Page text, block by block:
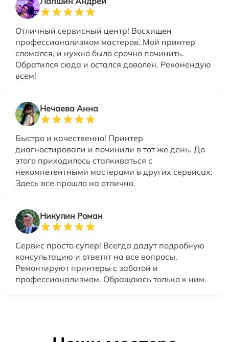
Отличный сервисный центр! Восхищен
профессионализмом мастеров. Мой принтер
сломался, и нужно было срочно починить.
Обратился сюда и остался доволен. Рекомендую
всем!
Нечаева Анна
Быстро и качественно! Принтер
диагностировали и починили в тот же день. До
этого приходилось сталкиваться с
некомпетентными мастерами в других сервисах.
Здесь все прошло на отлично.
Никулин Роман
Сервис просто супер! Всегда дадут подробную
консультацию и ответят на все вопросы.
Ремонтируют принтеры с заботой и
профессионализмом. Обращаюсь только к ним.